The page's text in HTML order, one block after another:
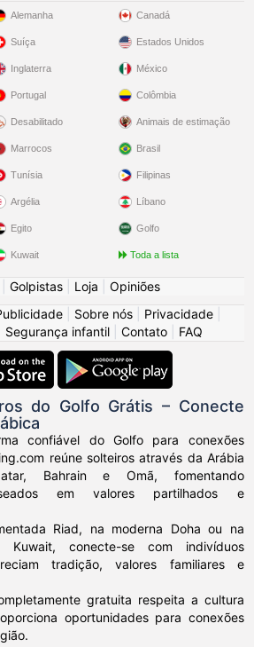
Alemanha
Suíça
Inglaterra
Portugal
Desabilitado
Canadá
Estados Unidos
México
Colômbia
Animais de estimação
Marrocos
Tunísia
Argélia
Egito
Kuwait
Brasil
Filipinas
Líbano
Golfo
Toda a lista
Golpistas Loja
Opiniões
Sobre nós Privacidade
Segurança infantil Contato FAQ
do Golfo Grátis – Conecte
confiável do Golfo para conexões
reúne solteiros através da Arábia
Bahrain e Omã, fomentando
em valores partilhados e
Riad, na moderna Doha ou na
conecte-se com indivíduos
tradição, valores familiares e
gratuita respeita a cultura
oportunidades para conexões